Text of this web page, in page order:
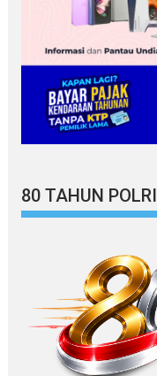
80 TAHUN POLRI